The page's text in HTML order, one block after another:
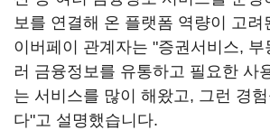
보를 연결해 온 플랫폼 역량이 고려
이버페이 관계자는 "증권서비스, 부
러 금융정보를 유통하고 필요한 사
는 서비스를 많이 해왔고, 그런 경
다"고 설명했습니다.